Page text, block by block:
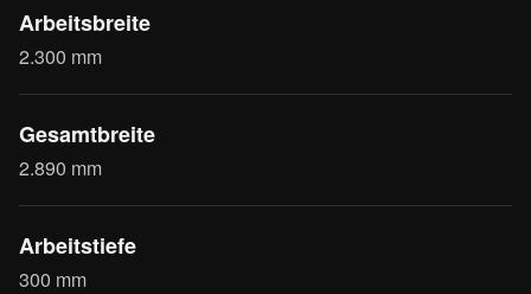
Arbeitsbreite
2.300 mm
Gesamtbreite
2.890 mm
Arbeitstiefe
300 mm